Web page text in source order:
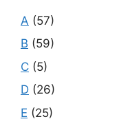
A (57)
B (59)
C (5)
D (26)
E (25)